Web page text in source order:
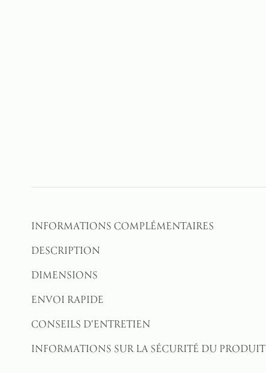
INFORMATIONS COMPLÉMENTAIRES
DESCRIPTION
DIMENSIONS
ENVOI RAPIDE
CONSEILS D'ENTRETIEN
INFORMATIONS SUR LA SÉCURITÉ DU PRODUIT